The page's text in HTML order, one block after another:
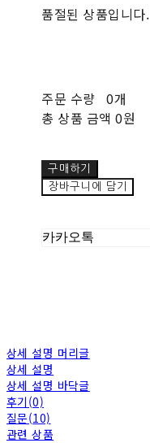
품절된 상품입니다.
주문 수량 0개
총 상품 금액 0원
구매하기
장바구니에 담기
카카오톡
상세 설명 머리글
상세 설명
상세 설명 바닥글
후기(0)
질문(10)
관련 상품